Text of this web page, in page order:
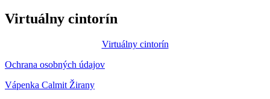
Virtuálny cintorín
Virtuálny cintorín
Ochrana osobných údajov
Vápenka Calmit Žirany